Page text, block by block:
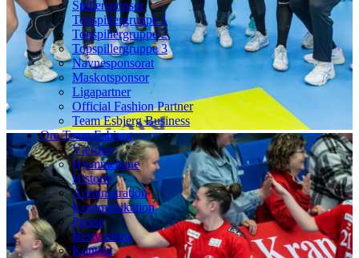
Spillersponsor
Topspillergruppe 1
Topspillergruppe 2
Topspillergruppe 3
Navnesponsorat
Maskotsponsor
Ligapartner
Official Fashion Partner
Team Esbjerg Business
Om Team Esbjerg
Værdier
Hjemmebane
Historie
Administration
Kommunikation
Presse
Bestyrelsen
Kontakt